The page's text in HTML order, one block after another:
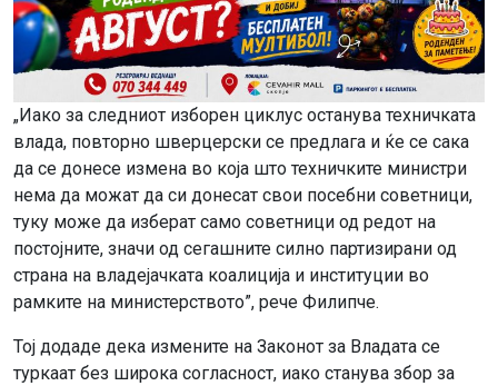
„Иако за следниот изборен циклус останува техничката
влада, повторно шверцерски се предлага и ќе се сака
да се донесе измена во која што техничките министри
нема да можат да си донесат свои посебни советници,
туку може да изберат само советници од редот на
постојните, значи од сегашните силно партизирани од
страна на владејачката коалиција и институции во
рамките на министерството”, рече Филипче.
Тој додаде дека измените на Законот за Владата се
туркаат без широка согласност, иако станува збор за